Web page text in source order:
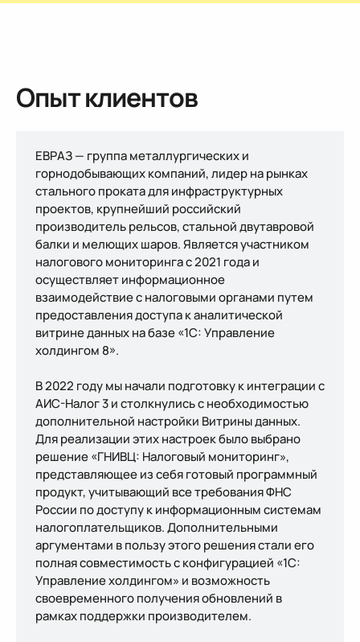
Опыт клиентов
ЕВРАЗ — группа металлургических и
горнодобывающих компаний, лидер на рынках
стального проката для инфраструктурных
проектов, крупнейший российский
производитель рельсов, стальной двутавровой
балки и мелющих шаров. Является участником
налогового мониторинга с 2021 года и
осуществляет информационное
взаимодействие с налоговыми органами путем
предоставления доступа к аналитической
витрине данных на базе «1С: Управление
холдингом 8».
В 2022 году мы начали подготовку к интеграции с
АИС-Налог 3 и столкнулись с необходимостью
дополнительной настройки Витрины данных.
Для реализации этих настроек было выбрано
решение «ГНИВЦ: Налоговый мониторинг»,
представляющее из себя готовый программный
продукт, учитывающий все требования ФНС
России по доступу к информационным системам
налогоплательщиков. Дополнительными
аргументами в пользу этого решения стали его
полная совместимость с конфигурацией «1С:
Управление холдингом» и возможность
своевременного получения обновлений в
рамках поддержки производителем.